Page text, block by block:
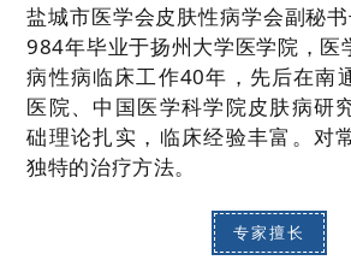
盐城市医学会皮肤性病学会副秘
984年毕业于扬州大学医学院，医
病性病临床工作40年，先后在南
医院、中国医学科学院皮肤病研
础理论扎实，临床经验丰富。对
独特的治疗方法。
专家擅长